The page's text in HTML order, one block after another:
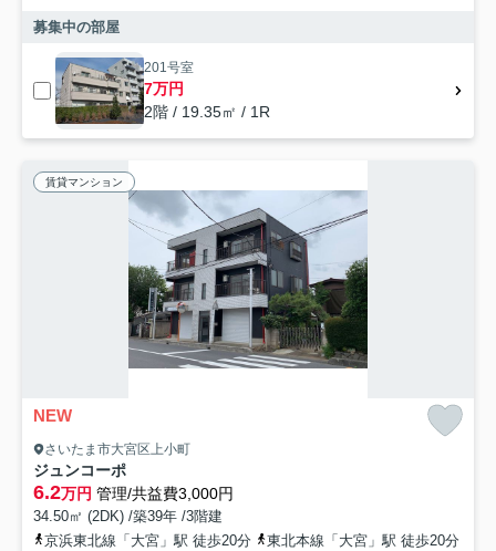
募集中の部屋
201号室
7万円
2階 / 19.35㎡ / 1R
賃貸マンション
NEW
さいたま市大宮区上小町
ジュンコーポ
6.2万円 管理/共益費3,000円
34.50㎡ (2DK) /築39年 /3階建
京浜東北線「大宮」駅 徒歩20分
東北本線「大宮」駅 徒歩20分